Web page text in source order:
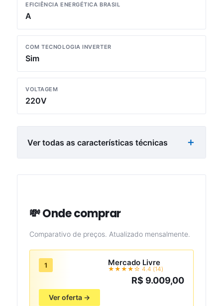
EFICIÊNCIA ENERGÉTICA BRASIL
A
COM TECNOLOGIA INVERTER
Sim
VOLTAGEM
220V
Ver todas as características técnicas
💸 Onde comprar
Comparativo de preços. Atualizado mensalmente.
1 Mercado Livre
★★★★☆ 4.4 (14)
R$ 9.009,00
Ver oferta →